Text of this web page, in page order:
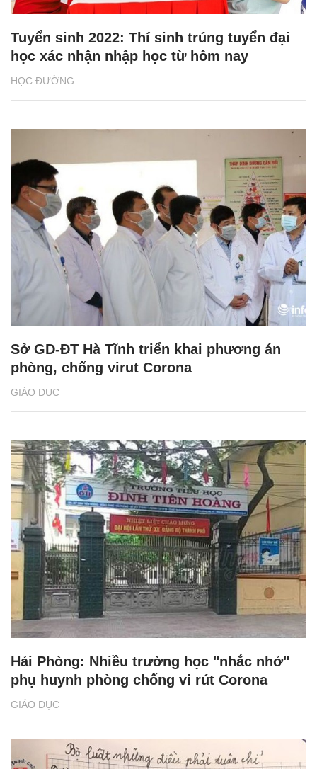
HỌC ĐƯỜNG
Tuyển sinh 2022: Thí sinh trúng tuyển đại
học xác nhận nhập học từ hôm nay
GIÁO DỤC
Sở GD-ĐT Hà Tĩnh triển khai phương án
phòng, chống virut Corona
GIÁO DỤC
Hải Phòng: Nhiều trường học "nhắc nhở"
phụ huynh phòng chống vi rút Corona